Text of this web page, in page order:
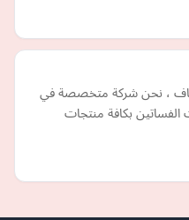
، نحن شركة متخصصة في
بكافة منتجات